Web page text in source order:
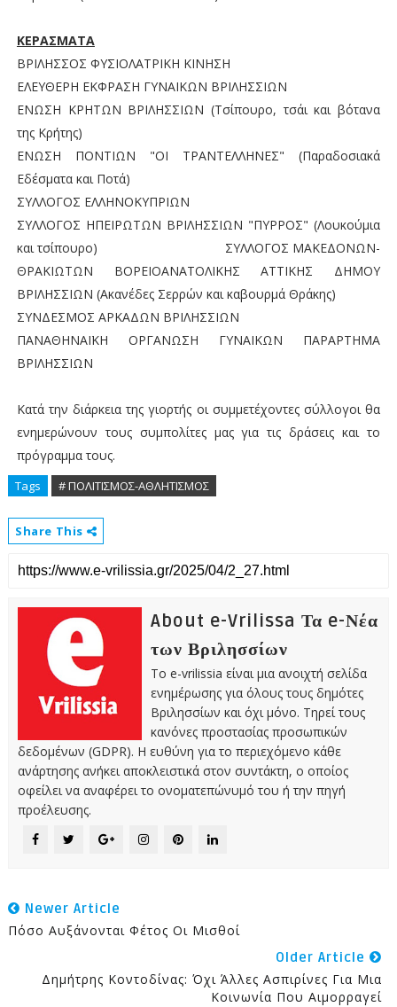
ΚΕΡΑΣΜΑΤΑ
ΒΡΙΛΗΣΣΟΣ ΦΥΣΙΟΛΑΤΡΙΚΗ ΚΙΝΗΣΗ
ΕΛΕΥΘΕΡΗ ΕΚΦΡΑΣΗ ΓΥΝΑΙΚΩΝ ΒΡΙΛΗΣΣΙΩΝ
ΕΝΩΣΗ ΚΡΗΤΩΝ ΒΡΙΛΗΣΣΙΩΝ (Τσίπουρο, τσάι και βότανα
της Κρήτης)
ΕΝΩΣΗ ΠΟΝΤΙΩΝ "ΟΙ ΤΡΑΝΤΕΛΛΗΝΕΣ" (Παραδοσιακά
Εδέσματα και Ποτά)
ΣΥΛΛΟΓΟΣ ΕΛΛΗΝΟΚΥΠΡΙΩΝ
ΣΥΛΛΟΓΟΣ ΗΠΕΙΡΩΤΩΝ ΒΡΙΛΗΣΣΙΩΝ "ΠΥΡΡΟΣ" (Λουκούμια
και τσίπουρο) ΣΥΛΛΟΓΟΣ ΜΑΚΕΔΟΝΩΝ-
ΘΡΑΚΙΩΤΩΝ ΒΟΡΕΙΟΑΝΑΤΟΛΙΚΗΣ ΑΤΤΙΚΗΣ ΔΗΜΟΥ
ΒΡΙΛΗΣΣΙΩΝ (Ακανέδες Σερρών και καβουρμά Θράκης)
ΣΥΝΔΕΣΜΟΣ ΑΡΚΑΔΩΝ ΒΡΙΛΗΣΣΙΩΝ
ΠΑΝΑΘΗΝΑΪΚΗ ΟΡΓΑΝΩΣΗ ΓΥΝΑΙΚΩΝ ΠΑΡΑΡΤΗΜΑ
ΒΡΙΛΗΣΣΙΩΝ
Κατά την διάρκεια της γιορτής οι συμμετέχοντες σύλλογοι θα
ενημερώνουν τους συμπολίτες μας για τις δράσεις και το
πρόγραμμα τους.
Tags # ΠΟΛΙΤΙΣΜΟΣ-ΑΘΛΗΤΙΣΜΟΣ
Share This
About e-Vrilissa Τα e-Νέα
των Βριλησσίων
Το e-vrilissia είναι μια ανοιχτή σελίδα
ενημέρωσης για όλους τους δημότες
Βριλησσίων και όχι μόνο. Τηρεί τους
κανόνες προστασίας προσωπικών
δεδομένων (GDPR). Η ευθύνη για το περιεχόμενο κάθε
ανάρτησης ανήκει αποκλειστικά στον συντάκτη, ο οποίος
οφείλει να αναφέρει το ονοματεπώνυμό του ή την πηγή
προέλευσης.
Newer Article
Πόσο Αυξάνονται Φέτος Οι Μισθοί
Older Article
Δημήτρης Κοντοδίνας: Όχι Άλλες Ασπιρίνες Για Μια
Κοινωνία Που Αιμορραγεί